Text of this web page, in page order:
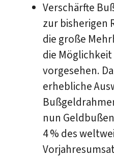
Verschärfte
zur bisherigen
die große
die
vorgesehen.
erhebliche
nun
4 % des